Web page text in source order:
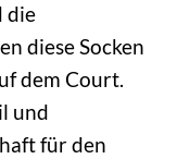
die
diese Socken
dem Court.
und
für den